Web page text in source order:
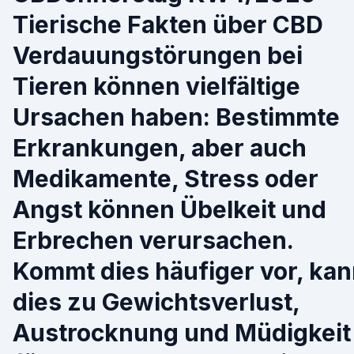
Tierische Fakten über CBD
Verdauungstörungen bei
Tieren können vielfältige
Ursachen haben: Bestimmte
Erkrankungen, aber auch
Medikamente, Stress oder
Angst können Übelkeit und
Erbrechen verursachen.
Kommt dies häufiger vor,
dies zu Gewichtsverlust,
Austrocknung und Müdigkeit